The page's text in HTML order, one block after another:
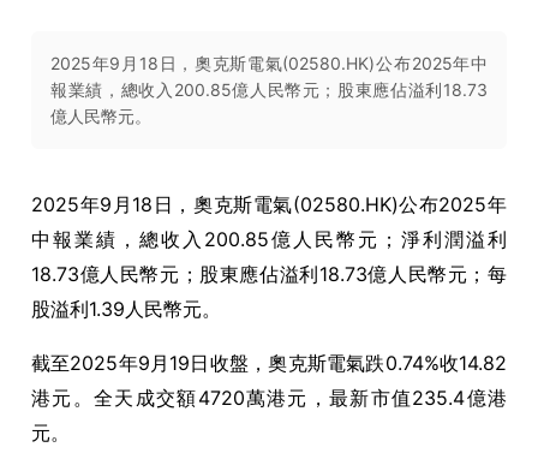
2025年9月18日，奧克斯電氣(02580.HK)公布2025年中
報業績，總收入200.85億人民幣元；股東應佔溢利18.73
億人民幣元。
2025年9月18日，奧克斯電氣(02580.HK)公布2025年
中報業績，總收入200.85億人民幣元；淨利潤溢利
18.73億人民幣元；股東應佔溢利18.73億人民幣元；每
股溢利1.39人民幣元。
截至2025年9月19日收盤，奧克斯電氣跌0.74%收14.82
港元。全天成交額4720萬港元，最新市值235.4億港
元。